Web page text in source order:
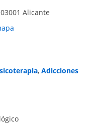
03001 Alicante
, Adicciones